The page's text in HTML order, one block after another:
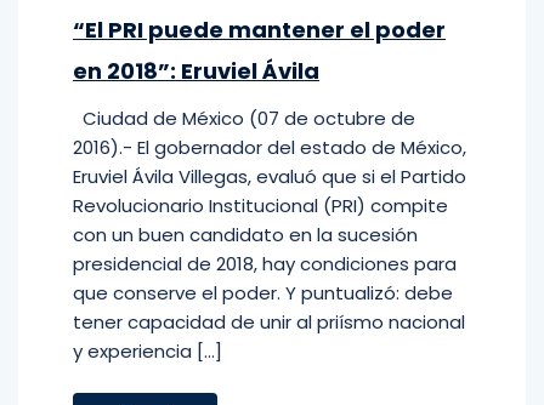
“El PRI puede mantener el poder
en 2018”: Eruviel Ávila
Ciudad de México (07 de octubre de
2016).- El gobernador del estado de México,
Eruviel Ávila Villegas, evaluó que si el Partido
Revolucionario Institucional (PRI) compite
con un buen candidato en la sucesión
presidencial de 2018, hay condiciones para
que conserve el poder. Y puntualizó: debe
tener capacidad de unir al priísmo nacional
y experiencia […]